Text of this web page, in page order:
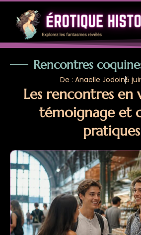
Rencontres
De : Anaëlle Jodoin5
Les rencontres en
témoignage et
pratiques